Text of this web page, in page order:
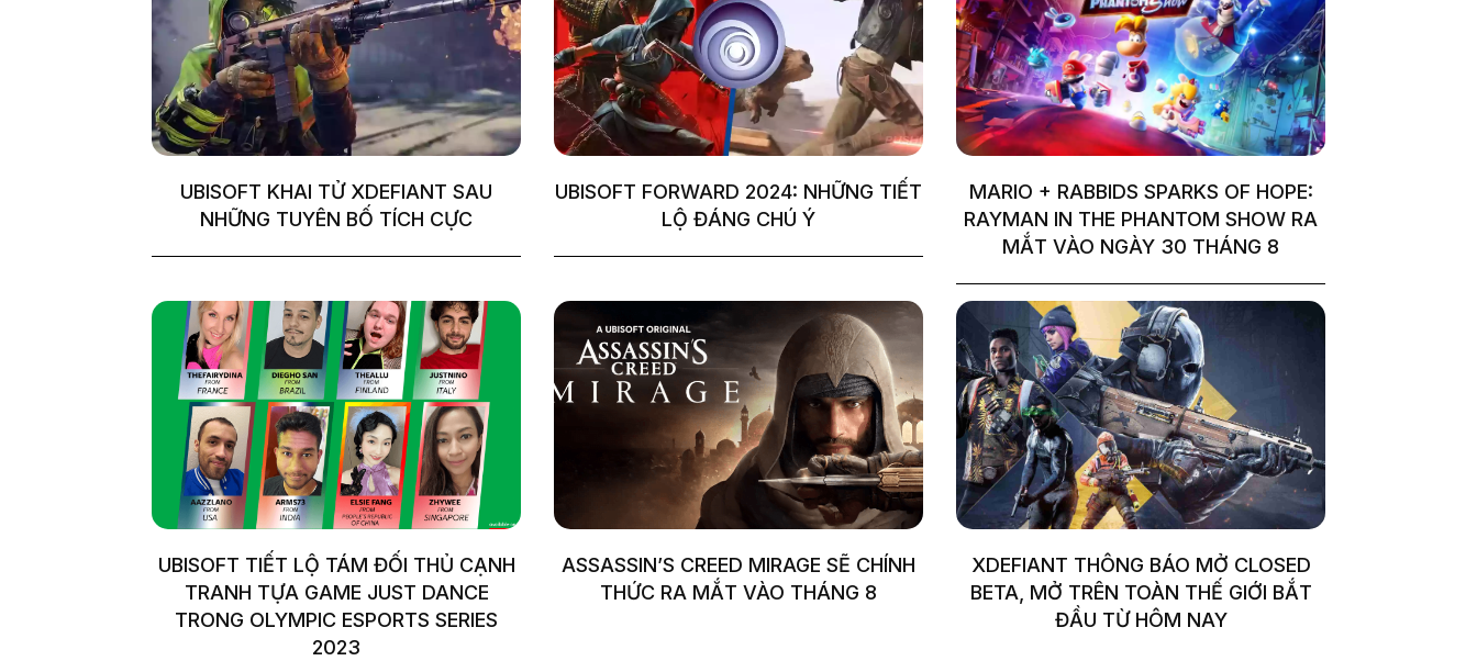
UBISOFT KHAI TỬ XDEFIANT SAU
NHỮNG TUYÊN BỐ TÍCH CỰC
UBISOFT FORWARD 2024: NHỮNG TIẾT
LỘ ĐÁNG CHÚ Ý
MARIO + RABBIDS SPARKS OF HOPE:
RAYMAN IN THE PHANTOM SHOW RA
MẮT VÀO NGÀY 30 THÁNG 8
UBISOFT TIẾT LỘ TÁM ĐỐI THỦ CẠNH
TRANH TỰA GAME JUST DANCE
TRONG OLYMPIC ESPORTS SERIES
2023
ASSASSIN’S CREED MIRAGE SẼ CHÍNH
THỨC RA MẮT VÀO THÁNG 8
XDEFIANT THÔNG BÁO MỞ CLOSED
BETA, MỞ TRÊN TOÀN THẾ GIỚI BẮT
ĐẦU TỪ HÔM NAY